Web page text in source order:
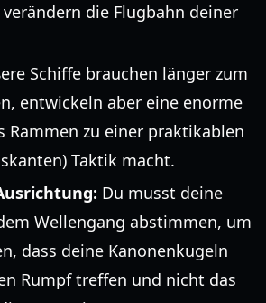
die Flugbahn deiner
Schiffe brauchen länger zum
entwickeln aber eine enorme
Rammen zu einer praktikablen
Taktik macht.
Du musst deine
Wellengang abstimmen, um
dass deine Kanonenkugeln
Rumpf treffen und nicht das